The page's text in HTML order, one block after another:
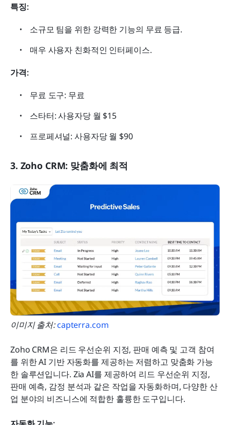
특징:
소규모 팀을 위한 강력한 기능의 무료 등급.
매우 사용자 친화적인 인터페이스.
가격:
무료 도구: 무료
스타터: 사용자당 월 $15
프로페셔널: 사용자당 월 $90
3. Zoho CRM: 맞춤화에 최적
이미지 출처: capterra.com
Zoho CRM은 리드 우선순위 지정, 판매 예측 및 고객 참여
를 위한 AI 기반 자동화를 제공하는 저렴하고 맞춤화 가능
한 솔루션입니다. Zia AI를 제공하여 리드 우선순위 지정,
판매 예측, 감정 분석과 같은 작업을 자동화하며, 다양한 산
업 분야의 비즈니스에 적합한 훌륭한 도구입니다.